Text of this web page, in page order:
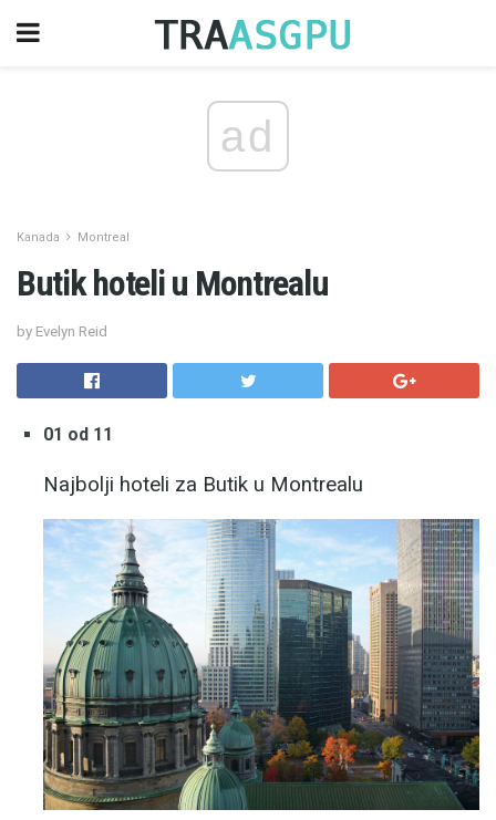
ad
Kanada Montreal
Butik hoteli u Montrealu
by Evelyn Reid
01 od 11
Najbolji hoteli za Butik u Montrealu